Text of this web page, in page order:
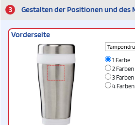
3 Gestalten der Positionen und des
Vorderseite
1 Farbe
2 Farben
3 Farben
4 Farben